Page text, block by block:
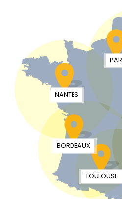
NANTES
BORDEAUX
TOULOUSE